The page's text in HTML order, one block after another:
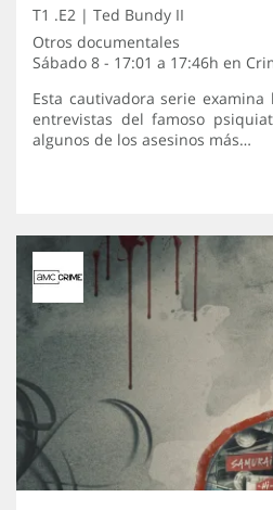
T1 .E2 | Ted Bundy II
Otros documentales
Sábado 8 - 17:01 a 17:46h en
Esta cautivadora serie
entrevistas del famoso
algunos de los asesinos más…